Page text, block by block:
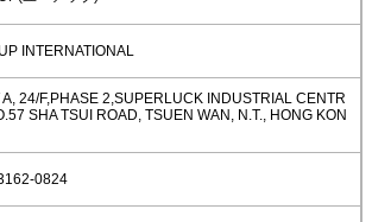
INTERNATIONAL
A, 24/F,PHASE 2,SUPERLUCK INDUSTRIAL CENTR
SHA TSUI ROAD, TSUEN WAN, N.T., HONG KON
0824